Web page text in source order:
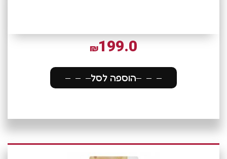
₪199.0
הוספה לסל